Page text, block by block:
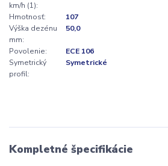
km/h (1):
Hmotnosť:
107
Výška dezénu
mm:
50,0
Povolenie:
ECE 106
Symetrický
profil:
Symetrické
Kompletné špecifikácie